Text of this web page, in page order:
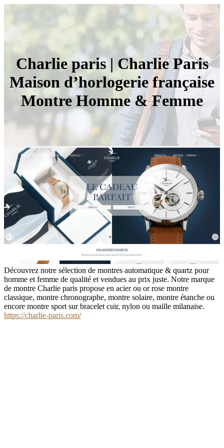
Charlie paris | Charlie Paris
Maison d’horlogerie française
Montre Homme & Femme
Découvrez notre sélection de montres automatique & quartz pour
homme et femme de qualité et vendues au prix juste. Notre marque
de montre Charlie paris propose en acier ou or rose montre
classique, montre chronographe, montre solaire, montre étanche ou
encore montre sport sur bracelet cuir, nylon ou maille milanaise.
https://charlie-paris.com/